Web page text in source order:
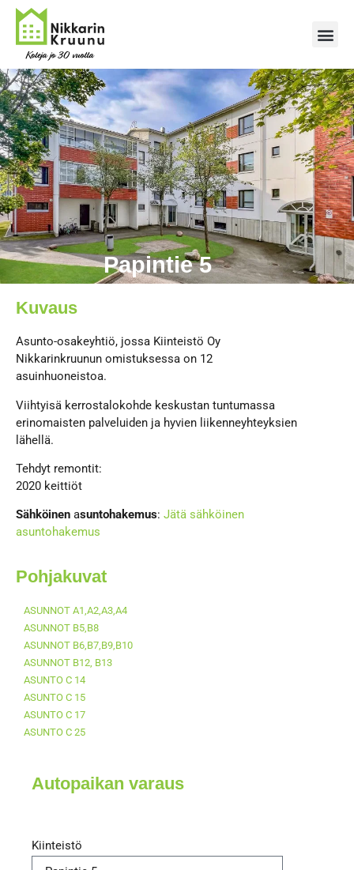
Papintie 5
Kuvaus
Asunto-osakeyhtiö, jossa Kii​​nteistö Oy
Nikkarinkruunun omistuksessa on 12
asuinhuoneistoa.
Viihtyisä kerrostalokohde keskustan tuntumassa
erinomaisten palveluiden ja hyvien liikenneyhteyksien
lähellä.
Tehdyt remontit:
2020 keittiöt
Sähköinen asuntohakemus: Jätä sähköinen
asuntohakemus
Pohjakuvat
Autopaikan varaus
Kiinteistö